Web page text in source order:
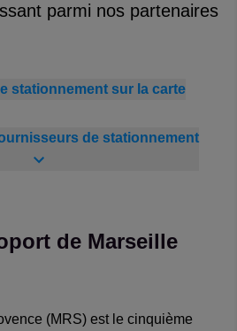
parmi nos partenaires
stationnement sur la carte
de stationnement
de Marseille
(MRS) est le cinquième